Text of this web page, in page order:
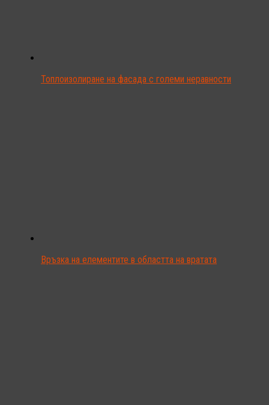
Топлоизолиране на фасада с големи неравности
Връзка на елементите в областта на вратата